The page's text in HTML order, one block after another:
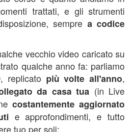
trattati, e gli strumenti
sempre a codice
vecchio video caricato su
qualche anno fa: parliamo
, replicato più volte all'anno,
da casa tua (in Live
costantemente aggiornato
e approfondimenti, e tutto
tuo per soli: